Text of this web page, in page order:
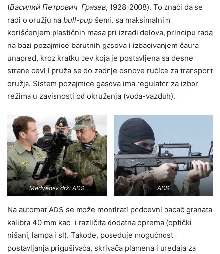
(Василий Петрович Грязев, 1928-2008). To znači da se
radi o oružju na bull-pup šemi, sa maksimalnim
korišćenjem plastičnih masa pri izradi delova, principu rada
na bazi pozajmice barutnih gasova i izbacivanjem čaura
unapred, kroz kratku cev koja je postavljena sa desne
strane cevi i pruža se do zadnje osnove ručice za transport
oružja. Sistem pozajmice gasova ima regulator za izbor
režima u zavisnosti od okruženja (voda-vazduh).
Medvedev drži ADS ADS
Na automat ADS se može montirati podcevni bacač granata
kalibra 40 mm kao i različita dodatna oprema (optički
nišani, lampa i sl). Takođe, poseduje mogućnost
postavljanja prigušivača, skrivača plamena i uređaja za